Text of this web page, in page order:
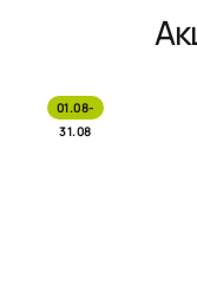
01.08-
31.08